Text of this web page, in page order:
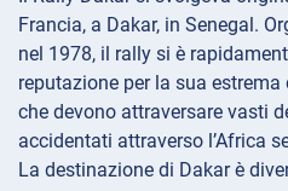
Francia, a Dakar, in Senegal.
nel 1978, il rally si è
reputazione per la sua
che devono attraversare vasti
accidentati attraverso l’Africa
La destinazione di Dakar è